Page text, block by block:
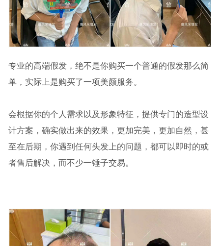
专业的高端假发，绝不是你购买一个普通的假发那么简
单，实际上是购买了一项美颜服务。
会根据你的个人需求以及形象特征，提供专门的造型设
计方案，确实做出来的效果，更加完美，更加自然，甚
至在后期，你遇到任何头发上的问题，都可以即时的或
者售后解决，而不少一锤子交易。